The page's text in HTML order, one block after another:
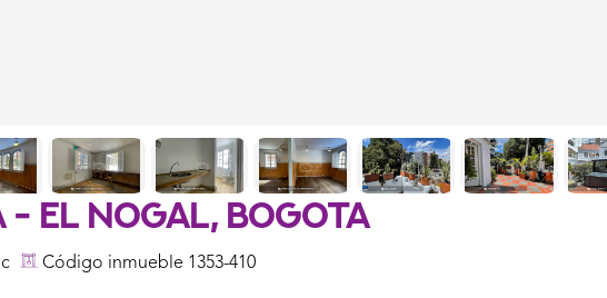
- El Nogal, Bogota
Código inmueble 1353-410